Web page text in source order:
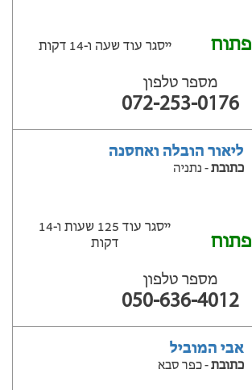
ייסגר עוד שעה ‫ו-14 דקות
מספר טלפון
072-253-0176
ליאור הובלה ואחסנה
כתובת- נתניה
ייסגר עוד 125 שעות ‫ו-14
דקות
מספר טלפון
050-636-4012
אבי המוביל
כתובת- כפר סבא